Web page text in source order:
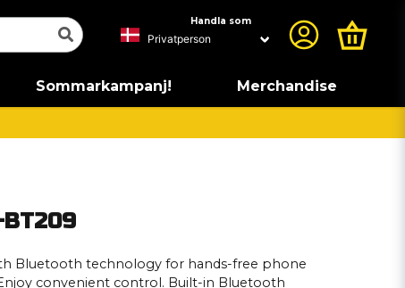
Handla som
Sommarkampanj! Merchandise
Bluetooth technology for hands-free phone
convenient control. Built-in Bluetooth